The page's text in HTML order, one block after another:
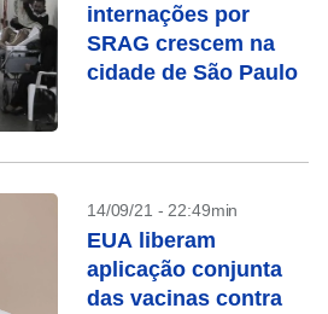
internações por
SRAG crescem na
cidade de São Paulo
14/09/21 - 22:49min
EUA liberam
aplicação conjunta
das vacinas contra